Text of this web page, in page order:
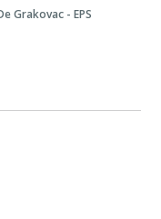
Grakovac - EPS